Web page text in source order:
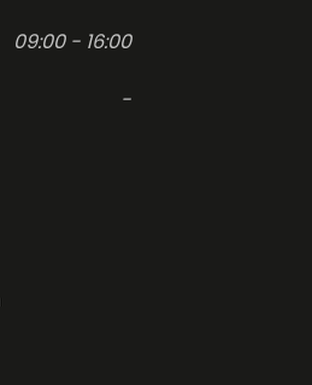
09:00 - 16:00
-